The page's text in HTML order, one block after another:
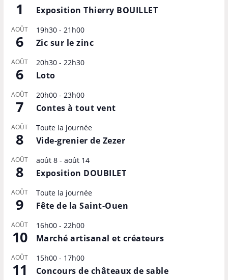
1 Exposition Thierry BOUILLET
AOÛT
6
19h30- 21h00
Zic sur le zinc
AOÛT
6
20h30- 22h30
Loto
AOÛT
7
20h00- 23h00
Contes à tout vent
AOÛT
8
Toute la journée
Vide-grenier de Zezer
AOÛT
8
août 8- août 14
Exposition DOUBILET
AOÛT
9
Toute la journée
Fête de la Saint-Ouen
AOÛT
10
16h00- 22h00
Marché artisanal et créateurs
AOÛT
11
15h00- 17h00
Concours de châteaux de sable